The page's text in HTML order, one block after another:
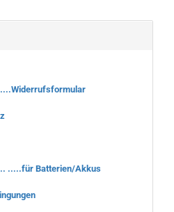
.....für Batterien/Akkus